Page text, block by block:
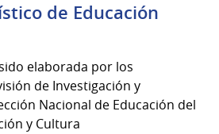
de Educación
elaborada por los
de Investigación y
Nacional de Educación del
y Cultura